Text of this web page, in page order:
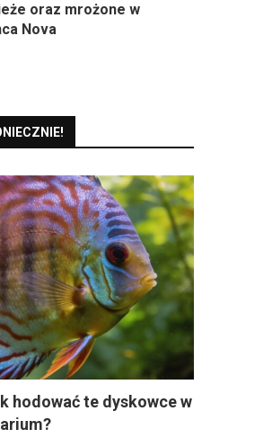
oraz mrożone w
Nova
hodować te dyskowce w